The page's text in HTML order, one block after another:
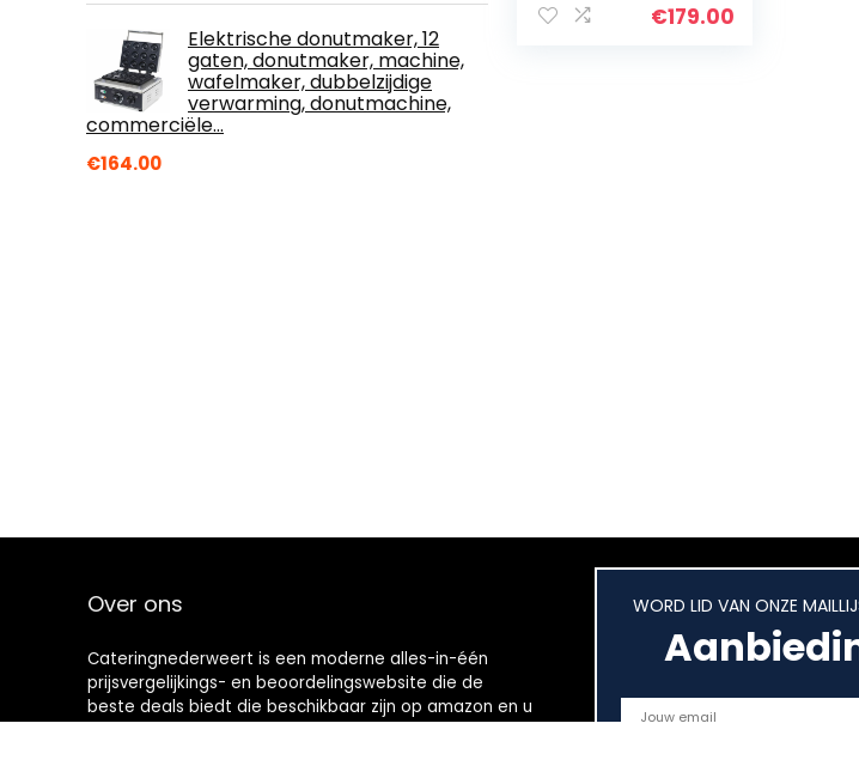
Elektrische donutmaker, 12
gaten, donutmaker, machine,
wafelmaker, dubbelzijdige
verwarming, donutmachine,
commerciële…
€164.00
Temperatuur max
€179.00
Over ons
Cateringnederweert is een moderne alles-in-één
prijsvergelijkings- en beoordelingswebsite die de
beste deals biedt die beschikbaar zijn op amazon en u
WORD LID VAN ONZE